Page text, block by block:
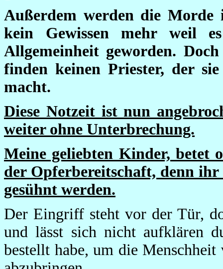
Außerdem werden die
kein Gewissen mehr weil
Allgemeinheit geworden.
finden keinen Priester, der
macht.
Diese Notzeit ist nun
weiter ohne Unterbrechung.
Meine geliebten Kinder, betet
der Opferbereitschaft, denn ihr
gesühnt werden.
Der Eingriff steht vor der Tür,
und lässt sich nicht aufklären
bestellt habe, um die